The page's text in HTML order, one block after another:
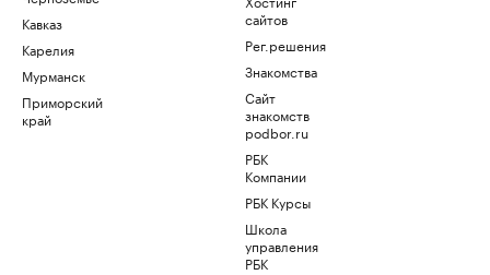
Кавказ
Карелия
Мурманск
Приморский
край
сайтов
Рег.решения
Знакомства
Сайт
знакомств
podbor.ru
РБК
Компании
РБК Курсы
Школа
управления
РБК